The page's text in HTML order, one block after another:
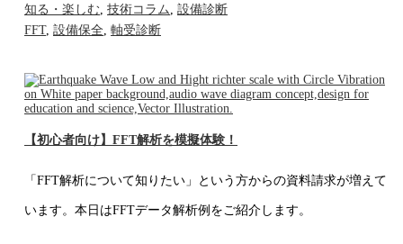
知る・楽しむ 技術コラム
設備診断
FFT, 設備保全 軸受診断
【初心者向け】FFT解析を模擬体験！
「FFT解析について知りたい」という方からの資料請求が増えて
います。本日はFFTデータ解析例をご紹介します。